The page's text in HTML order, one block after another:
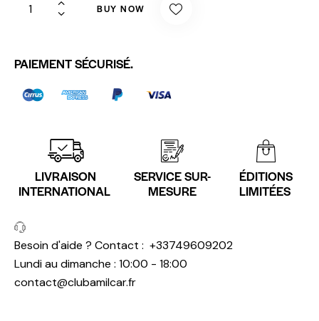
BUY NOW
PAIEMENT SÉCURISÉ.
LIVRAISON
INTERNATIONAL
SERVICE SUR-
MESURE
ÉDITIONS
LIMITÉES
Besoin d'aide ? Contact : +33749609202
Lundi au dimanche : 10:00 - 18:00
contact@clubamilcar.fr